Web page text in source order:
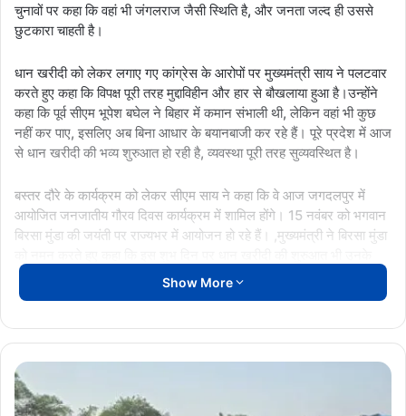
चुनावों पर कहा कि वहां भी जंगलराज जैसी स्थिति है, और जनता जल्द ही उससे
छुटकारा चाहती है।
धान खरीदी को लेकर लगाए गए कांग्रेस के आरोपों पर मुख्यमंत्री साय ने पलटवार
करते हुए कहा कि विपक्ष पूरी तरह मुद्दाविहीन और हार से बौखलाया हुआ है।उन्होंने
कहा कि पूर्व सीएम भूपेश बघेल ने बिहार में कमान संभाली थी, लेकिन वहां भी कुछ
नहीं कर पाए, इसलिए अब बिना आधार के बयानबाजी कर रहे हैं। पूरे प्रदेश में आज
से धान खरीदी की भव्य शुरुआत हो रही है, व्यवस्था पूरी तरह सुव्यवस्थित है।
बस्तर दौरे के कार्यक्रम को लेकर सीएम साय ने कहा कि वे आज जगदलपुर में
आयोजित जनजातीय गौरव दिवस कार्यक्रम में शामिल होंगे। 15 नवंबर को भगवान
बिरसा मुंडा की जयंती पर राज्यभर में आयोजन हो रहे हैं। ,मुख्यमंत्री ने बिरसा मुंडा
परिश्रम और प्रेरणा को समर्पित है।
ChhattisgarhNews CM VISHNU DEO SAI
Show More
छत्तीसगढ़
में
धान